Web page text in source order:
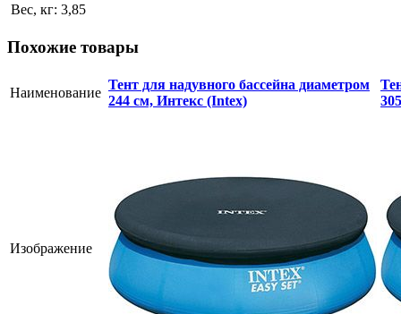
Вес, кг: 3,85
Похожие товары
Наименование
Тент для надувного бассейна диаметром
244 см, Интекс (Intex)
Изображение